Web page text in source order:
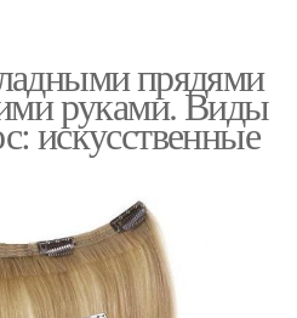
прядями
руками. Виды
искусственные